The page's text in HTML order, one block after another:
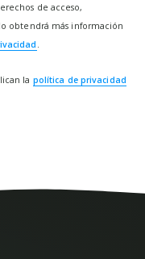
de acceso,
obtendrá más información
la política de privacidad